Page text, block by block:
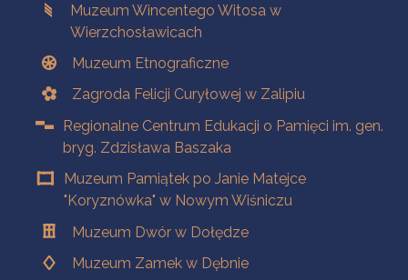
Muzeum Wincentego Witosa w
Wierzchosławicach
Muzeum Etnograficzne
Zagroda Felicji Curyłowej w Zalipiu
Regionalne Centrum Edukacji o Pamięci im. gen.
bryg. Zdzisława Baszaka
Muzeum Pamiątek po Janie Matejce
"Koryznówka" w Nowym Wiśniczu
Muzeum Dwór w Dołędze
Muzeum Zamek w Dębnie